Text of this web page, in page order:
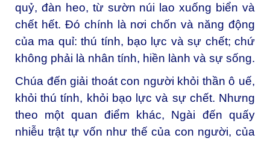
quỷ, đàn heo, từ sườn núi lao xuống biển và
chết hết. Đó chính là nơi chốn và năng động
của ma quỉ: thú tính, bạo lực và sự chết; chứ
không phải là nhân tính, hiền lành và sự sống.
Chúa đến giải thoát con người khỏi thần ô uế,
khỏi thú tính, khỏi bạo lực và sự chết. Nhưng
theo một quan điểm khác, Ngài đến quấy
nhiễu trật tự vốn như thế của con người, của